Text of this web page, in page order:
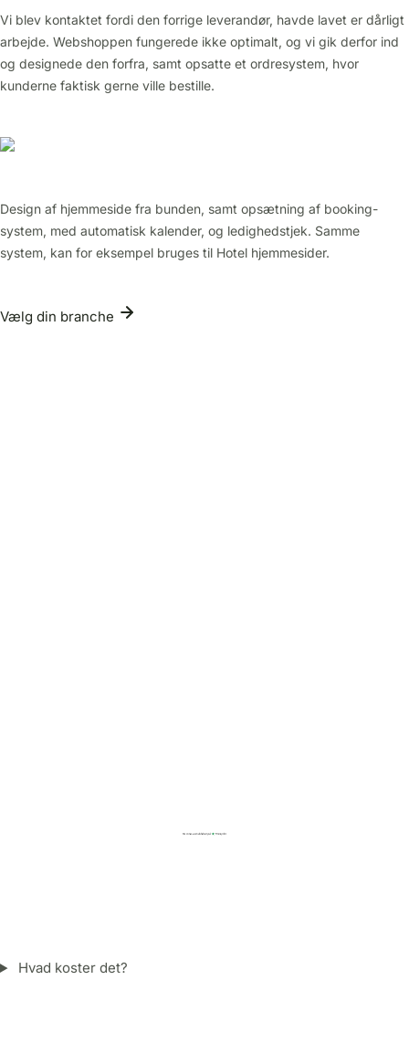
Vi blev kontaktet fordi den forrige leverandør, havde lavet er dårligt
arbejde. Webshoppen fungerede ikke optimalt, og vi gik derfor ind
og designede den forfra, samt opsatte et ordresystem, hvor
kunderne faktisk gerne ville bestille.
Design af hjemmeside fra bunden, samt opsætning af booking-
system, med automatisk kalender, og ledighedstjek. Samme
system, kan for eksempel bruges til Hotel hjemmesider.
Vælg din branche
Hvad koster det?